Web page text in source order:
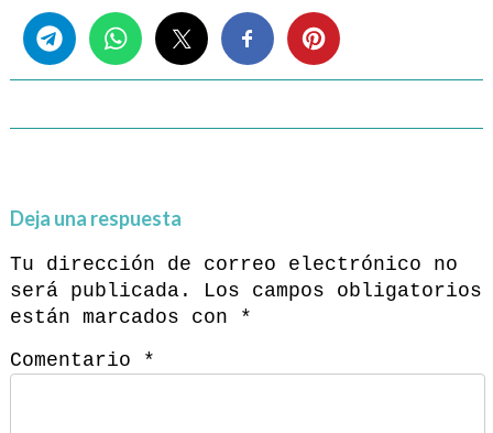
Deja una respuesta
Tu dirección de correo electrónico no
será publicada.
Los campos obligatorios
están marcados con
*
Comentario
*